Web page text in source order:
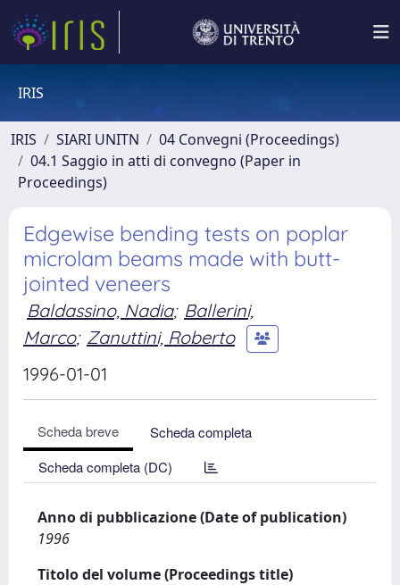
IRIS
IRIS SIARI UNITN
04 Convegni (Proceedings)
04.1 Saggio in atti di convegno (Paper in
Proceedings)
Edgewise bending tests on poplar
microlam beams made with butt-
jointed veneers
Baldassino, Nadia; Ballerini,
Marco; Zanuttini, Roberto
1996-01-01
Scheda breve
Scheda completa
Scheda completa (DC)
Anno di pubblicazione (Date of publication)
1996
Titolo del volume (Proceedings title)